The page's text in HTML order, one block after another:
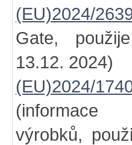
(EU)2024/
Gate,
13.12. 2024)
(EU)2024/
(informace
výrobků,